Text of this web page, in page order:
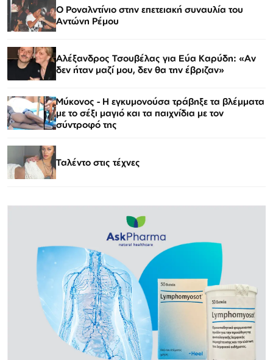
Ο Ροναλντίνιο στην επετειακή συναυλία του
Αντώνη Ρέμου
Αλέξανδρος Τσουβέλας για Εύα Καρύδη: «Αν
δεν ήταν μαζί μου, δεν θα την έβριζαν»
Μύκονος - Η εγκυμονούσα τράβηξε τα βλέμματα
με το σέξι μαγιό και τα παιχνίδια με τον
σύντροφό της
Ταλέντο στις τέχνες